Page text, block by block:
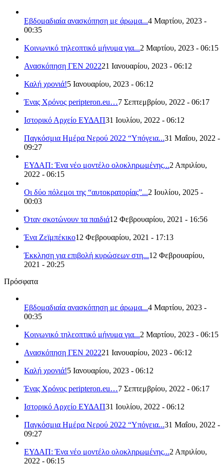
Εβδομαδιαία ανασκόπηση με άρωμα...4 Μαρτίου, 2023 -
00:35
Κοινωνικό τηλεοπτικό μήνυμα για...2 Μαρτίου, 2023 - 06:15
Ανασκόπηση ΓΕΝ 202221 Ιανουαρίου, 2023 - 06:12
Καλή χρονιά!5 Ιανουαρίου, 2023 - 06:12
Ένας Χρόνος peripteron.eu…7 Σεπτεμβρίου, 2022 - 06:17
Ιστορικό Αρχείο ΕΥΔΑΠ31 Ιουλίου, 2022 - 06:12
Παγκόσμια Ημέρα Νερού 2022 “Υπόγεια...31 Μαΐου, 2022 -
09:27
ΕΥΔΑΠ: Ένα νέο μοντέλο ολοκληρωμένης...2 Απριλίου,
2022 - 06:15
Οι δύο πόλεμοι της “αυτοκρατορίας”...2 Ιουλίου, 2025 -
00:03
Όταν σκοτώνουν τα παιδιά12 Φεβρουαρίου, 2021 - 16:56
Ένα Ζεϊμπέκικο12 Φεβρουαρίου, 2021 - 17:13
Έκκληση για επιβολή κυρώσεων στη...12 Φεβρουαρίου,
2021 - 20:25
Πρόσφατα
Εβδομαδιαία ανασκόπηση με άρωμα...4 Μαρτίου, 2023 -
00:35
Κοινωνικό τηλεοπτικό μήνυμα για...2 Μαρτίου, 2023 - 06:15
Ανασκόπηση ΓΕΝ 202221 Ιανουαρίου, 2023 - 06:12
Καλή χρονιά!5 Ιανουαρίου, 2023 - 06:12
Ένας Χρόνος peripteron.eu…7 Σεπτεμβρίου, 2022 - 06:17
Ιστορικό Αρχείο ΕΥΔΑΠ31 Ιουλίου, 2022 - 06:12
Παγκόσμια Ημέρα Νερού 2022 “Υπόγεια...31 Μαΐου, 2022 -
09:27
ΕΥΔΑΠ: Ένα νέο μοντέλο ολοκληρωμένης...2 Απριλίου,
2022 - 06:15